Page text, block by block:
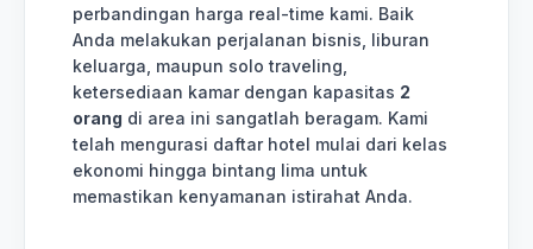
perbandingan harga real-time kami. Baik
Anda melakukan perjalanan bisnis, liburan
keluarga, maupun solo traveling,
ketersediaan kamar dengan kapasitas 2
orang di area ini sangatlah beragam. Kami
telah mengurasi daftar hotel mulai dari kelas
ekonomi hingga bintang lima untuk
memastikan kenyamanan istirahat Anda.